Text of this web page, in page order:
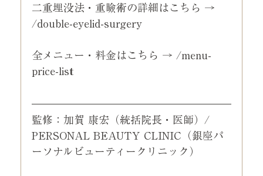
二重埋没法・重瞼術の詳細はこちら →
/double-eyelid-surgery
全メニュー・料金はこちら → /menu-
price-list
監修：加賀 康宏（統括院長・医師）/
PERSONAL BEAUTY CLINIC（銀座パ
ーソナルビューティークリニック）